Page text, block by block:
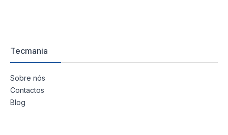
Tecmania
Sobre nós
Contactos
Blog